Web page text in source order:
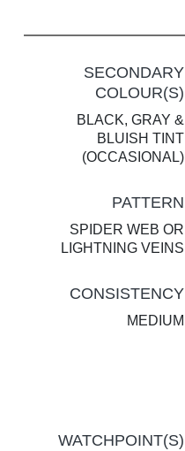
SECONDARY
COLOUR(S)
BLACK, GRAY &
BLUISH TINT
(OCCASIONAL)
PATTERN
SPIDER WEB OR
LIGHTNING VEINS
CONSISTENCY
MEDIUM
WATCHPOINT(S)